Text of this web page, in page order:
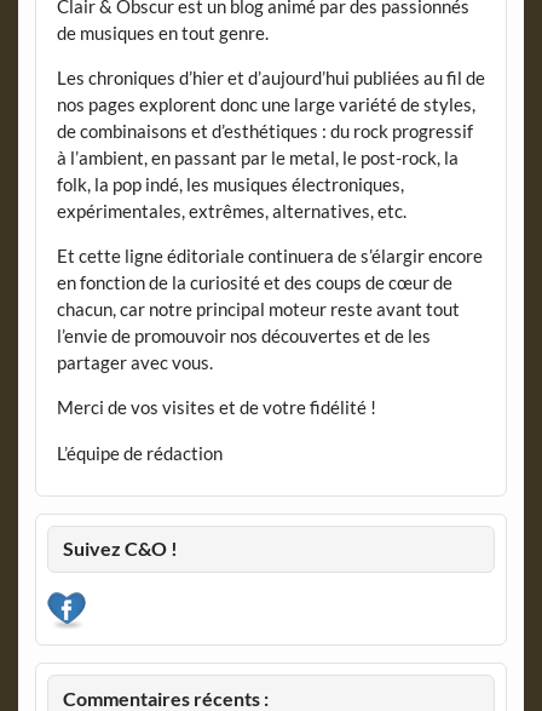
Clair & Obscur est un blog animé par des passionnés
de musiques en tout genre.
Les chroniques d’hier et d’aujourd’hui publiées au fil de
nos pages explorent donc une large variété de styles,
de combinaisons et d’esthétiques : du rock progressif
à l’ambient, en passant par le metal, le post-rock, la
folk, la pop indé, les musiques électroniques,
expérimentales, extrêmes, alternatives, etc.
Et cette ligne éditoriale continuera de s’élargir encore
en fonction de la curiosité et des coups de cœur de
chacun, car notre principal moteur reste avant tout
l’envie de promouvoir nos découvertes et de les
partager avec vous.
Merci de vos visites et de votre fidélité !
L’équipe de rédaction
Suivez C&O !
Commentaires récents :